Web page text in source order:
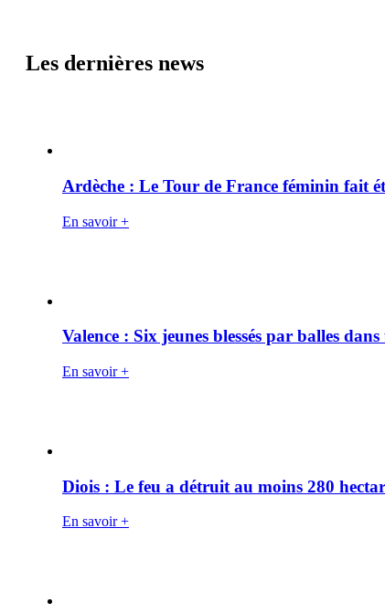
Les dernières news
Ardèche : Le Tour de France féminin fait
En savoir +
Valence : Six jeunes blessés par balles
En savoir +
Diois : Le feu a détruit au moins 280
En savoir +